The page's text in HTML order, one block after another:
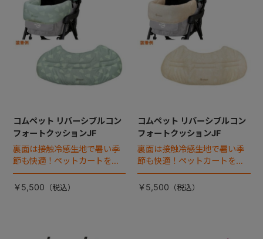
コムペット リバーシブルコン
フォートクッションJF
裏面は接触冷感生地で暑い季
節も快適！ペットカートをお
しゃれに・かわいく・かっこ
よく！
￥5,500
コムペット リバーシブルコン
フォートクッションJF
裏面は接触冷感生地で暑い季
節も快適！ペットカートをお
しゃれに・かわいく・かっこ
よく！
￥5,500